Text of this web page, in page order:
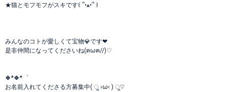
★猫とモフモフがスキです꒰ ՞•ﻌ•՞ ꒱
みんなのコトが愛しくて宝物💎です❤
是非仲間になってくださいね(ฅωฅ//)♡
🍀*🍀*゜
お名前入れてくださる方募集中( ु ›ω‹ ) ु♡